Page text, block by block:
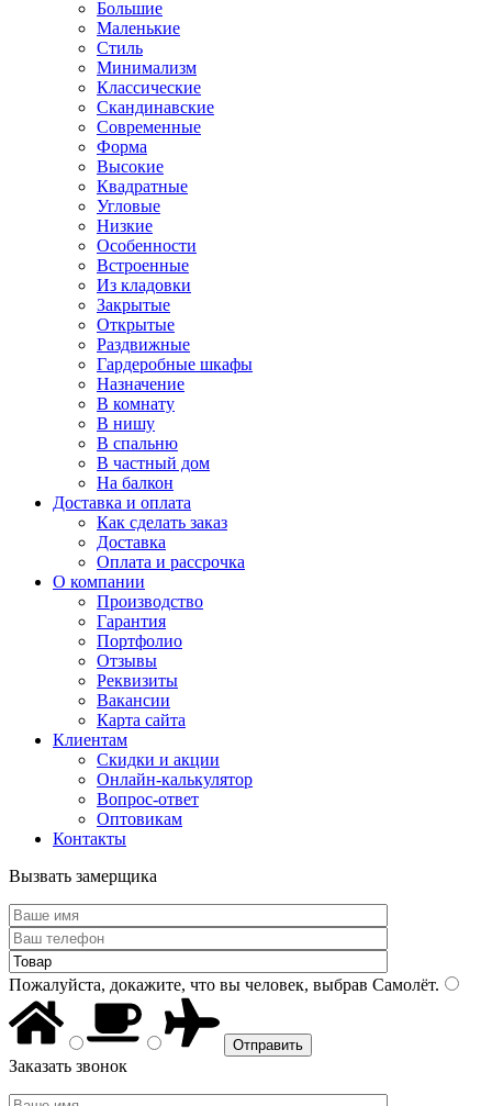
Большие
Маленькие
Стиль
Минимализм
Классические
Скандинавские
Современные
Форма
Высокие
Квадратные
Угловые
Низкие
Особенности
Встроенные
Из кладовки
Закрытые
Открытые
Раздвижные
Гардеробные шкафы
Назначение
В комнату
В нишу
В спальню
В частный дом
На балкон
Доставка и оплата
Как сделать заказ
Доставка
Оплата и рассрочка
О компании
Производство
Гарантия
Портфолио
Отзывы
Реквизиты
Вакансии
Карта сайта
Клиентам
Скидки и акции
Онлайн-калькулятор
Вопрос-ответ
Оптовикам
Контакты
Вызвать замерщика
Пожалуйста, докажите, что вы человек, выбрав Самолёт.
Заказать звонок